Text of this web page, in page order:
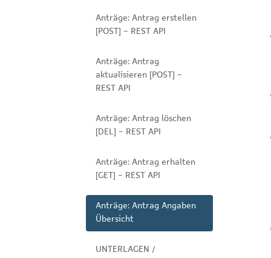
Anträge: Antrag erstellen
[POST] - REST API
Anträge: Antrag
aktualisieren [POST] -
REST API
Anträge: Antrag löschen
[DEL] - REST API
Anträge: Antrag erhalten
[GET] - REST API
Anträge: Antrag Angaben
Übersicht
UNTERLAGEN /